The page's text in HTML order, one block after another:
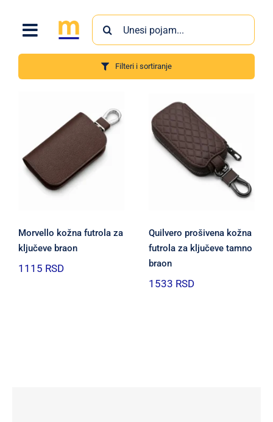
content
Search
for:
Filteri i sortiranje
Morvello kožna futrola za
ključeve braon
1115 RSD
Quilvero prošivena kožna
futrola za ključeve tamno
braon
1533 RSD
Proizvodi